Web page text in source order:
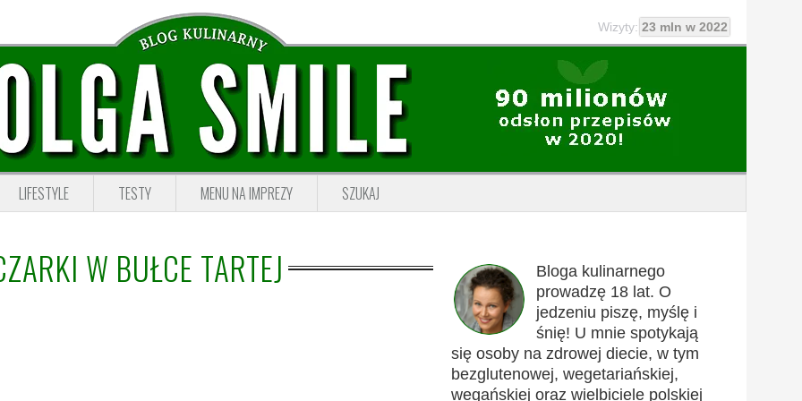
Wizyty: 23 mln w 2022
LIFESTYLE TESTY MENU NA IMPREZY SZUKAJ
W BUŁCE TARTEJ
Bloga kulinarnego
prowadzę 18 lat. O
jedzeniu piszę, myślę i
śnię! U mnie spotykają
się osoby na zdrowej diecie, w tym
bezglutenowej, wegetariańskiej,
wegańskiej oraz wielbiciele polskiej